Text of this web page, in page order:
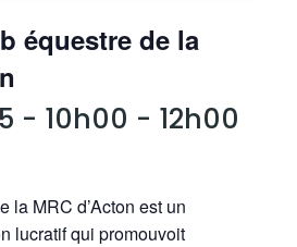
équestre de la
- 10h00 - 12h00
la MRC d’Acton est un
lucratif qui promouvoit